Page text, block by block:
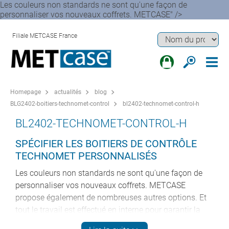
Les couleurs non standards ne sont qu'une façon de
personnaliser vos nouveaux coffrets. METCASE" />
Filiale METCASE France
Homepage actualités
blog
BLG2402-boitiers-technomet-control
bl2402-technomet-control-h
BL2402-TECHNOMET-CONTROL-H
SPÉCIFIER LES BOITIERS DE CONTRÔLE
TECHNOMET PERSONNALISÉS
Les couleurs non standards ne sont qu'une façon de
personnaliser vos nouveaux coffrets. METCASE
propose également de nombreuses autres options. Et
tout le travail est effectué en interne pour garantir la
qualité et la responsabilité, et pour vous faire